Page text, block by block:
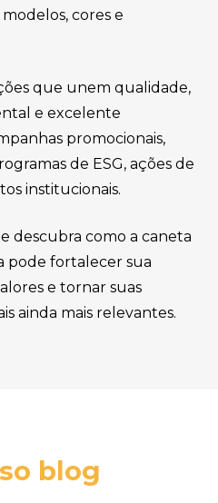
cores e
que unem qualidade,
e excelente
promocionais,
de ESG, ações de
institucionais.
descubra como a caneta
pode fortalecer sua
e tornar suas
ainda mais relevantes.
blog